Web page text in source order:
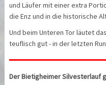
und Läufer mit einer extra
die Enz und in die historische
Und beim Unteren Tor läutet
teuflisch gut - in der letzten
Der Bietigheimer Silvesterlauf